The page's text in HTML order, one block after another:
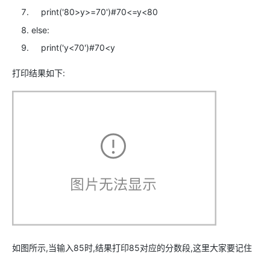
print('80>y>=70')#70<=y<80
else:
print('y<70')#70<y
打印结果如下:
如图所示,当输入85时,结果打印85对应的分数段,这里大家要记住